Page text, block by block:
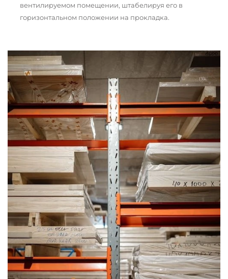
вентилируемом помещении, штабелируя его в
горизонтальном положении на прокладка.